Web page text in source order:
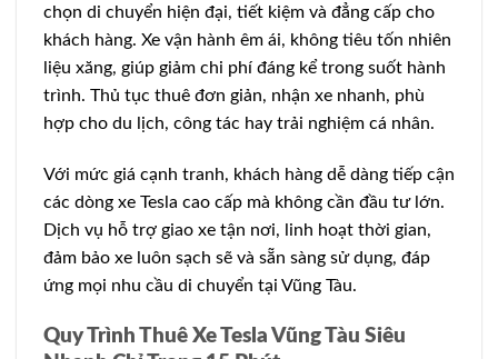
chọn di chuyển hiện đại, tiết kiệm và đẳng cấp cho
khách hàng. Xe vận hành êm ái, không tiêu tốn nhiên
liệu xăng, giúp giảm chi phí đáng kể trong suốt hành
trình. Thủ tục thuê đơn giản, nhận xe nhanh, phù
hợp cho du lịch, công tác hay trải nghiệm cá nhân.
Với mức giá cạnh tranh, khách hàng dễ dàng tiếp cận
các dòng xe Tesla cao cấp mà không cần đầu tư lớn.
Dịch vụ hỗ trợ giao xe tận nơi, linh hoạt thời gian,
đảm bảo xe luôn sạch sẽ và sẵn sàng sử dụng, đáp
ứng mọi nhu cầu di chuyển tại Vũng Tàu.
Quy Trình Thuê Xe Tesla Vũng Tàu Siêu